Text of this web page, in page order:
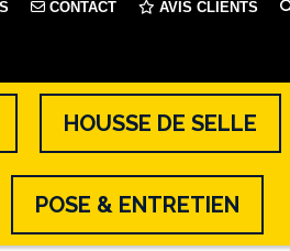
CONTACT AVIS CLIENTS
HOUSSE DE SELLE
POSE & ENTRETIEN